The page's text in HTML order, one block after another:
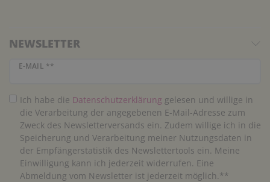
NEWSLETTER
E-MAIL **
Newsletter Honig
Ich habe die Daten­schutz­erklärung gelesen und willige in
die Verarbeitung der angegebenen E-Mail-Adresse zum
Zweck des Newsletterversands ein. Zudem willige ich in die
Speicherung und Verarbeitung meiner Nutzungsdaten in
der Empfängerstatistik des Newslettertools ein. Meine
Einwilligung kann ich jederzeit widerrufen. Eine
Abmeldung vom Newsletter ist jederzeit möglich.**